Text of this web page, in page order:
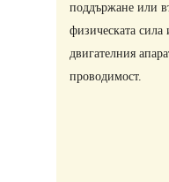
поддържане или
физическата
двигателния
проводимост.